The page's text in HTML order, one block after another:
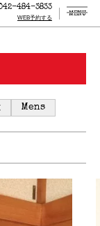
484-3833
WEB予約する
MENU
Mens